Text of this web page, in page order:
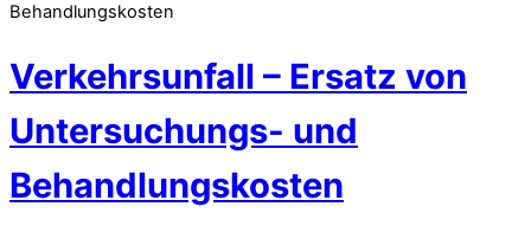
Behandlungskosten
Verkehrsunfall – Ersatz von
Untersuchungs- und
Behandlungskosten